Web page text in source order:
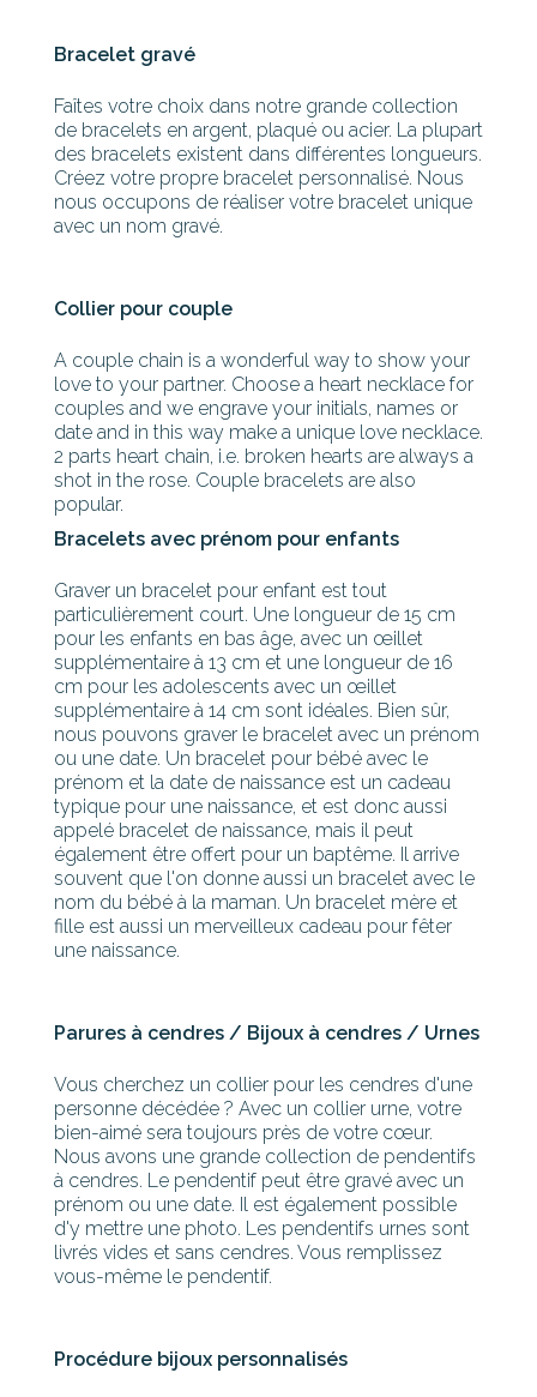
Bracelet gravé
Faîtes votre choix dans notre grande collection
de bracelets en argent, plaqué ou acier. La plupart
des bracelets existent dans différentes longueurs.
Créez votre propre bracelet personnalisé. Nous
nous occupons de réaliser votre bracelet unique
avec un nom gravé.
Collier pour couple
A couple chain is a wonderful way to show your
love to your partner. Choose a heart necklace for
couples and we engrave your initials, names or
date and in this way make a unique love necklace.
2 parts heart chain, i.e. broken hearts are always a
shot in the rose. Couple bracelets are also
popular.
Bracelets avec prénom pour enfants
Graver un bracelet pour enfant est tout
particulièrement court. Une longueur de 15 cm
pour les enfants en bas âge, avec un œillet
supplémentaire à 13 cm et une longueur de 16
cm pour les adolescents avec un œillet
supplémentaire à 14 cm sont idéales. Bien sûr,
nous pouvons graver le bracelet avec un prénom
ou une date. Un bracelet pour bébé avec le
prénom et la date de naissance est un cadeau
typique pour une naissance, et est donc aussi
appelé bracelet de naissance, mais il peut
également être offert pour un baptême. Il arrive
souvent que l'on donne aussi un bracelet avec le
nom du bébé à la maman. Un bracelet mère et
fille est aussi un merveilleux cadeau pour fêter
une naissance.
Parures à cendres / Bijoux à cendres / Urnes
Vous cherchez un collier pour les cendres d'une
personne décédée ? Avec un collier urne, votre
bien-aimé sera toujours près de votre cœur.
Nous avons une grande collection de pendentifs
à cendres. Le pendentif peut être gravé avec un
prénom ou une date. Il est également possible
d'y mettre une photo. Les pendentifs urnes sont
livrés vides et sans cendres. Vous remplissez
vous-même le pendentif.
Procédure bijoux personnalisés